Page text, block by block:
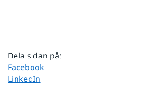
Dela sidan på:
Dela sidan på
Facebook
Dela sidan på
LinkedIn